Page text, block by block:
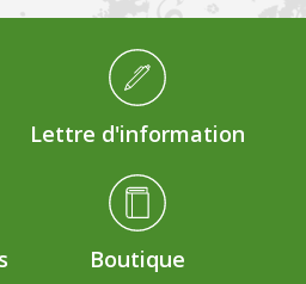
Lettre d'information
Boutique